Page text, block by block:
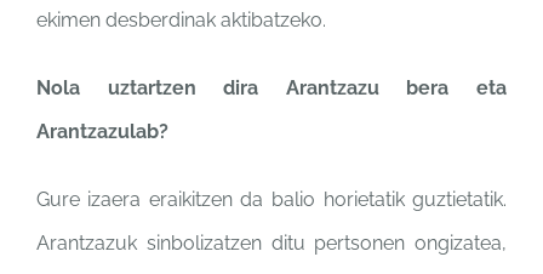
ekimen desberdinak aktibatzeko.
Nola uztartzen dira Arantzazu beraeta
Arantzazulab?
Gure izaera eraikitzen da balio horietatik guztietatik.
Arantzazuk sinbolizatzen ditu pertsonen ongizatea,